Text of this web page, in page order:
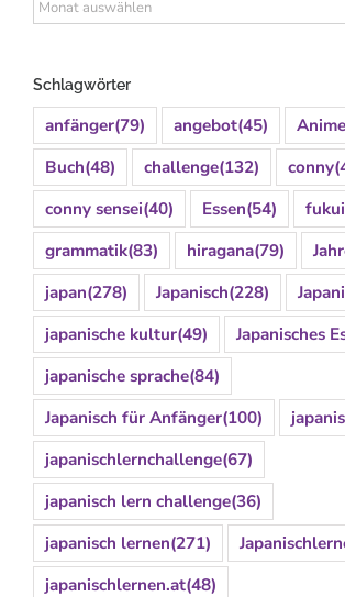
Archiv
Schlagwörter
anfänger(79) angebot(45) Anime
Buch(48) challenge(132) conny
conny sensei(40) Essen(54) fukui
grammatik(83) hiragana(79)
japan(278) Japanisch(228)
japanische kultur(49) Japanisches
japanische sprache(84)
Japanisch für Anfänger(100)
japanischlernchallenge(67)
japanisch lern challenge(36)
japanisch lernen(271)
japanischlernen.at(48)